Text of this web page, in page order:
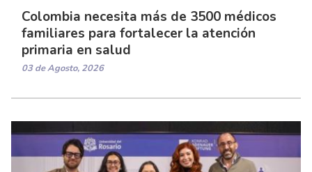
Colombia necesita más de 3500 médicos
familiares para fortalecer la atención
primaria en salud
03 de Agosto, 2026